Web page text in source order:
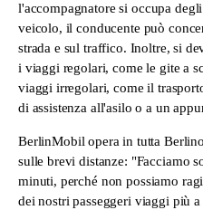
l'accompagnatore si occupa
veicolo, il conducente può
strada e sul traffico. Inoltre, si
i viaggi regolari, come le gite a
viaggi irregolari, come il
di assistenza all'asilo o a un
BerlinMobil opera in tutta
sulle brevi distanze: "Facciamo
minuti, perché non possiamo
dei nostri passeggeri viaggi più